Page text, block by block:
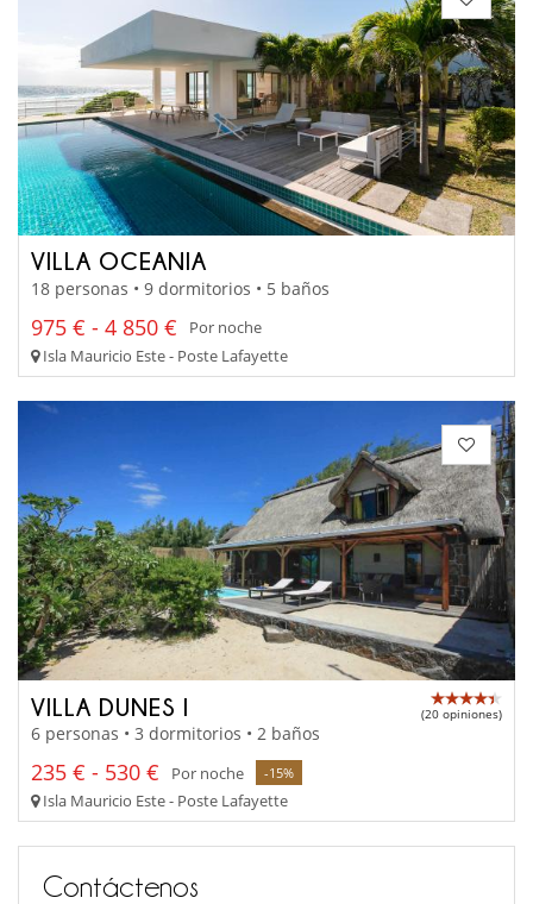
VILLA OCEANIA
18 personas • 9 dormitorios • 5 baños
975 € - 4 850 €
Por noche
Isla Mauricio Este - Poste Lafayette
VILLA DUNES I (20 opiniones)
6 personas • 3 dormitorios • 2 baños
235 € - 530 € Por noche -15%
Isla Mauricio Este - Poste Lafayette
Contáctenos